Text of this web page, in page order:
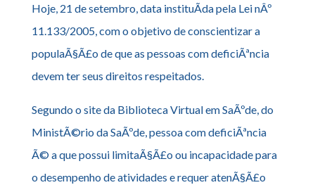
Hoje, 21 de setembro, data instituÃ­da pela Lei nÂº
11.133/2005, com o objetivo de conscientizar a
populaÃ§Ã£o de que as pessoas com deficiÃªncia
devem ter seus direitos respeitados.
Segundo o site da Biblioteca Virtual em SaÃºde, do
MinistÃ©rio da SaÃºde, pessoa com deficiÃªncia
Ã© a que possui limitaÃ§Ã£o ou incapacidade para
o desempenho de atividades e requer atenÃ§Ã£o